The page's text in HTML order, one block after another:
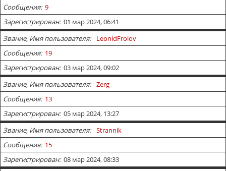
Сообщения 9
Зарегистрирован 01 мар 2024, 06:41
Звание, Имя пользователя
LeonidFrolov
Сообщения 19
Зарегистрирован 03 мар 2024, 09:02
Звание, Имя пользователя
Zerg
Сообщения 13
Зарегистрирован 05 мар 2024, 13:27
Звание, Имя пользователя
Strannik
Сообщения 15
Зарегистрирован 08 мар 2024, 08:33